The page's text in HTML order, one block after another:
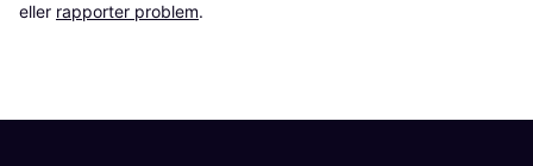
eller rapporter problem.